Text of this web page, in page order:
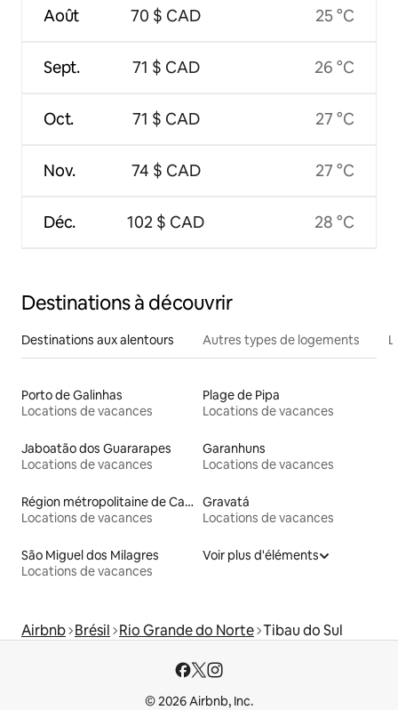
Août
Sept.
Oct.
Nov.
Déc.
70 $ CAD
71 $ CAD
71 $ CAD
74 $ CAD
102 $ CAD
25 °C
26 °C
27 °C
27 °C
28 °C
Destinations à découvrir
Destinations aux alentours Autres types de logements
Porto de Galinhas
Locations de vacances
Plage de Pipa
Locations de vacances
Jaboatão dos Guararapes
Locations de vacances
Garanhuns
Locations de vacances
Région métropolitaine de Campina Grande
Locations de vacances
Gravatá
Locations de vacances
São Miguel dos Milagres
Locations de vacances
Voir plus d'éléments
Airbnb Brésil Rio Grande do Norte Tibau do Sul
© 2026 Airbnb, Inc.